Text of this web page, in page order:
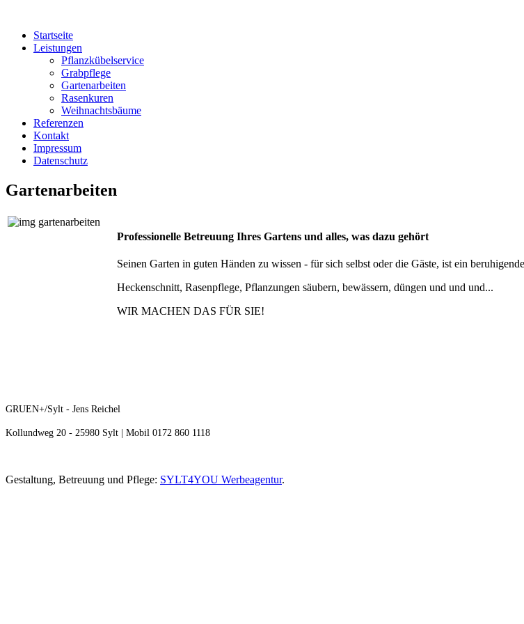
Startseite
Leistungen
Pflanzkübelservice
Grabpflege
Gartenarbeiten
Rasenkuren
Weihnachtsbäume
Referenzen
Kontakt
Impressum
Datenschutz
Gartenarbeiten
Professionelle Betreuung Ihres Gartens und alles, was dazu gehört
Seinen Garten in guten Händen zu wissen - für sich selbst oder die Gäste, ist ein
Heckenschnitt, Rasenpflege, Pflanzungen säubern, bewässern, düngen und und und...
WIR MACHEN DAS FÜR SIE!
GRUEN+/Sylt - Jens Reichel
Kollundweg 20 - 25980 Sylt | Mobil 0172 860 1118
Gestaltung, Betreuung und Pflege: SYLT4YOU Werbeagentur.